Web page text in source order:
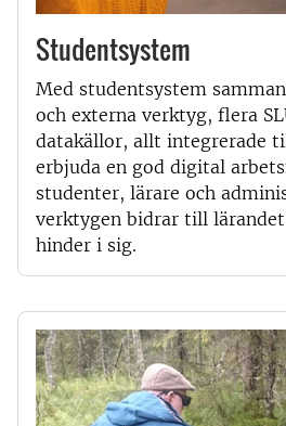
Studentsystem
Med studentsystem
och externa verktyg, flera
datakällor, allt integrerade
erbjuda en god digital
studenter, lärare och
verktygen bidrar till
hinder i sig.